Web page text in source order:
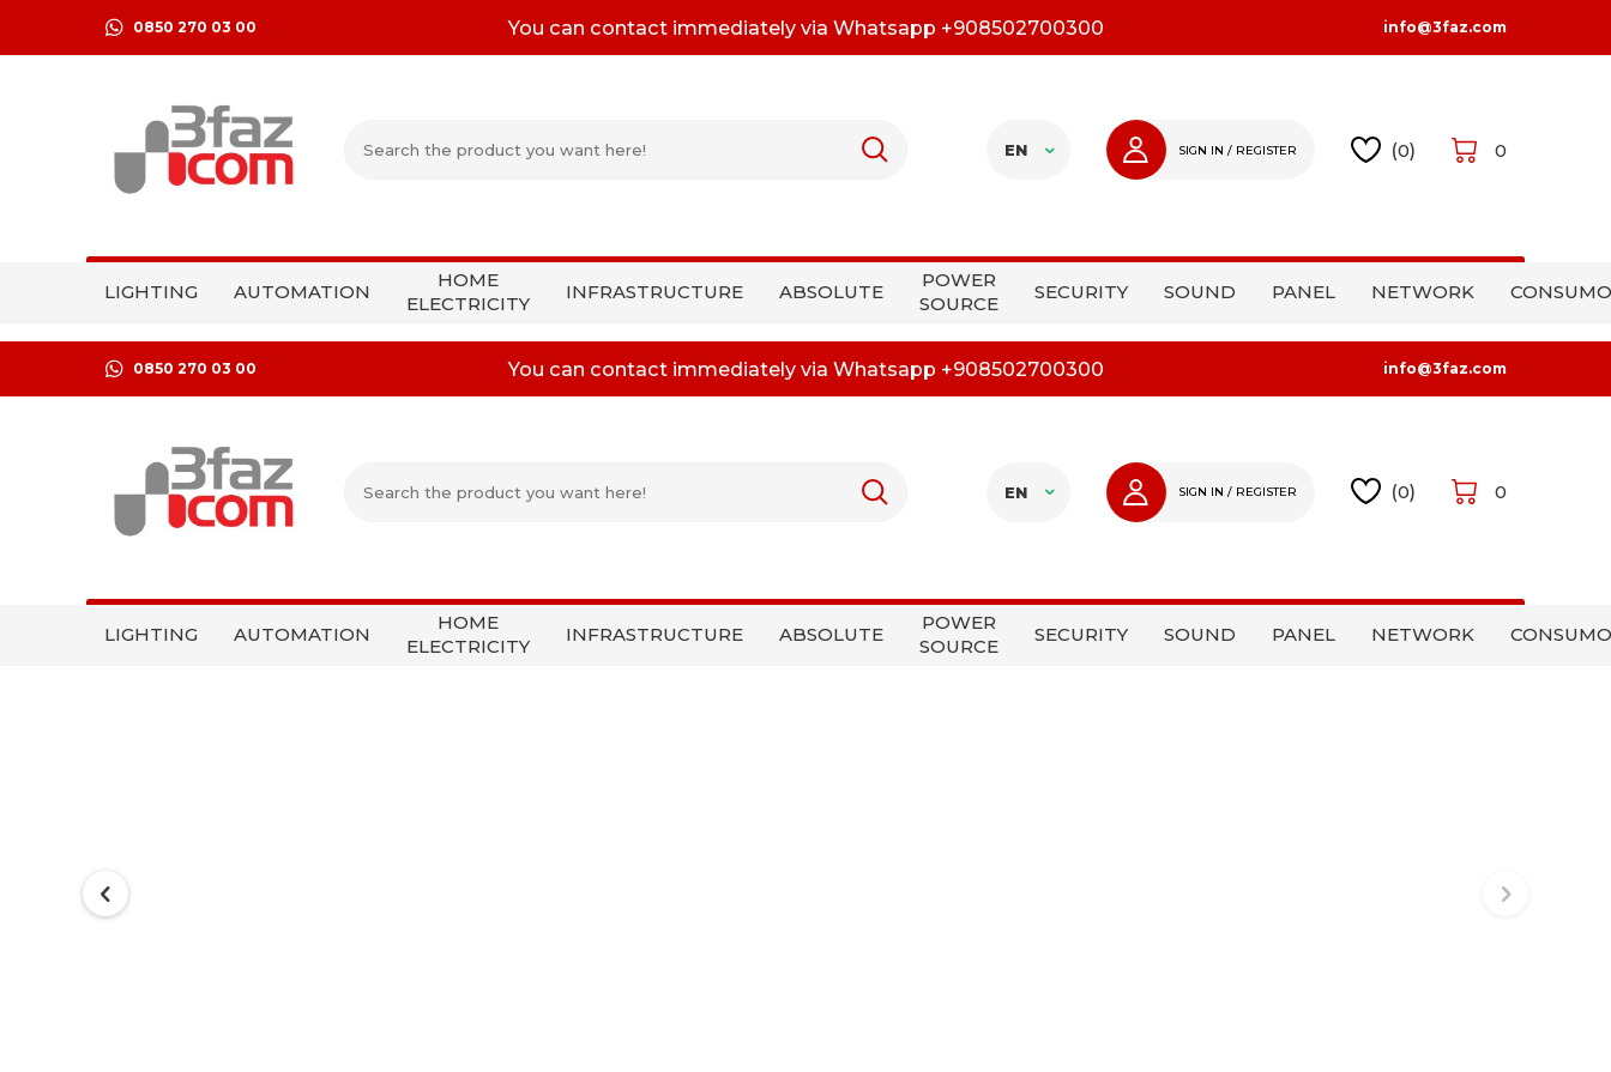
0850 270 03 00 You can contact immediately via Whatsapp +908502700300 info@3faz.com
EN SIGN IN / REGISTER (0) 0
LIGHTING AUTOMATION
HOME
ELECTRICITY
INFRASTRUCTURE ABSOLUTE
POWER
SOURCE
SECURITY SOUND PANEL NETWORK
0850 270 03 00 You can contact immediately via Whatsapp +908502700300 info@3faz.com
EN SIGN IN / REGISTER (0) 0
LIGHTING AUTOMATION
HOME
ELECTRICITY
INFRASTRUCTURE ABSOLUTE
POWER
SOURCE
SECURITY SOUND PANEL NETWORK